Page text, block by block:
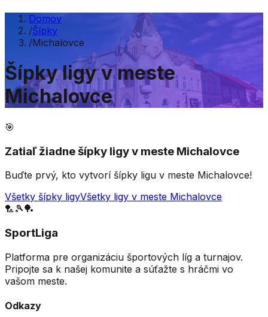
Domov
/Šípky
/Michalovce
Šípky ligy v meste
Michalovce
🎯
Zatiaľ žiadnešípky ligy v meste Michalovce
Buďte prvý, kto vytvorí šípky ligu v meste Michalovce!
Všetky šípky ligyVšetky ligy v meste Michalovce
🏸 🎾🏓
SportLiga
Platforma pre organizáciu športových líg a turnajov.
Pripojte sa k našej komunite a súťažte s hráčmi vo
vašom meste.
Odkazy